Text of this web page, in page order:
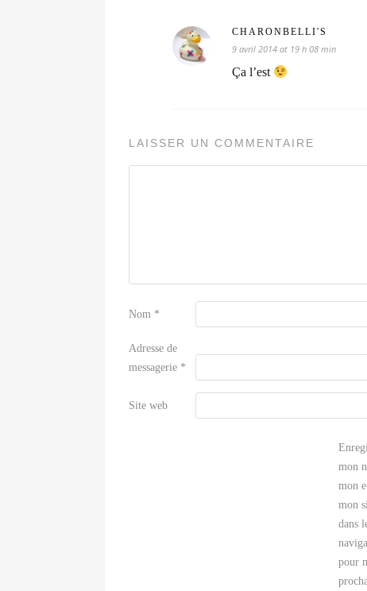
CHARONBELLI'S
9 avril 2014 at 19 h 08 min
Ça l’est
LAISSER UN COMMENTAIRE
Nom *
Adresse de
messagerie *
Site web
mon
mon
mon
dans
pour